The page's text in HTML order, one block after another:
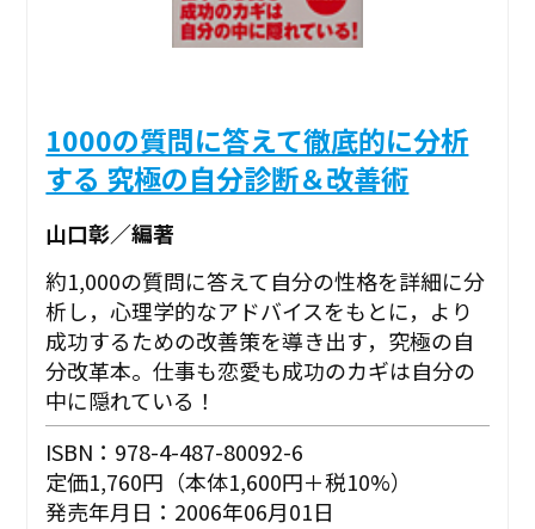
1000の質問に答えて徹底的に分析
する 究極の自分診断＆改善術
山口彰／編著
約1,000の質問に答えて自分の性格を詳細に分
析し，心理学的なアドバイスをもとに，より
成功するための改善策を導き出す，究極の自
分改革本。仕事も恋愛も成功のカギは自分の
中に隠れている！
ISBN：978-4-487-80092-6
定価1,760円（本体1,600円＋税10%）
発売年月日：2006年06月01日